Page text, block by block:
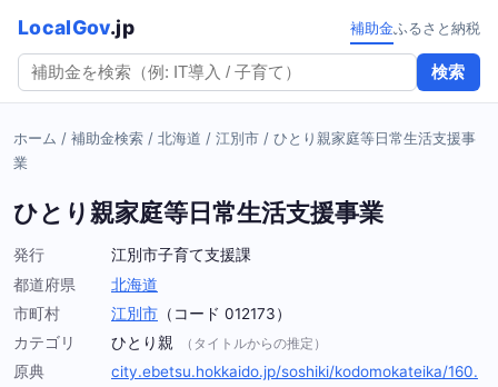
LocalGov.jp
検索
補助金ふるさと納税
ホーム / 補助金検索 / 北海道 / 江別市 / ひとり親家庭等日常生活支援事
業
ひとり親家庭等日常生活支援事業
発行
江別市子育て支援課
都道府県
北海道
市町村
江別市 （コード 012173）
カテゴリ
ひとり親 （タイトルからの推定）
原典
city.ebetsu.hokkaido.jp/soshiki/kodomokateika/160.